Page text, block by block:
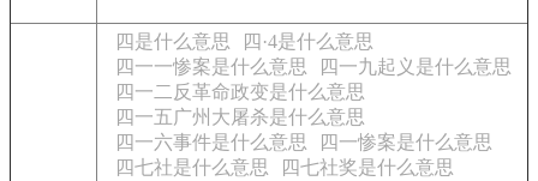
四是什么意思
四·4是什么意思
四一一惨案是什么意思
四一九起义是什么意思
四一二反革命政变是什么意思
四一五广州大屠杀是什么意思
四一六事件是什么意思
四一惨案是什么意思
四七社是什么意思
四七社奖是什么意思